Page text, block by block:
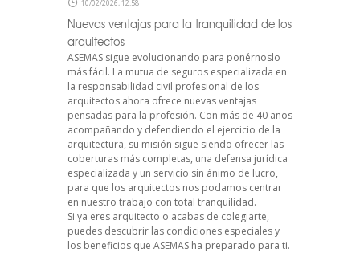
10/02/2026, 12:58
Nuevas ventajas para la tranquilidad de los
arquitectos
ASEMAS sigue evolucionando para ponérnoslo
más fácil. La mutua de seguros especializada en
la responsabilidad civil profesional de los
arquitectos ahora ofrece nuevas ventajas
pensadas para la profesión. Con más de 40 años
acompañando y defendiendo el ejercicio de la
arquitectura, su misión sigue siendo ofrecer las
coberturas más completas, una defensa jurídica
especializada y un servicio sin ánimo de lucro,
para que los arquitectos nos podamos centrar
en nuestro trabajo con total tranquilidad.
Si ya eres arquitecto o acabas de colegiarte,
puedes descubrir las condiciones especiales y
los beneficios que ASEMAS ha preparado para ti.